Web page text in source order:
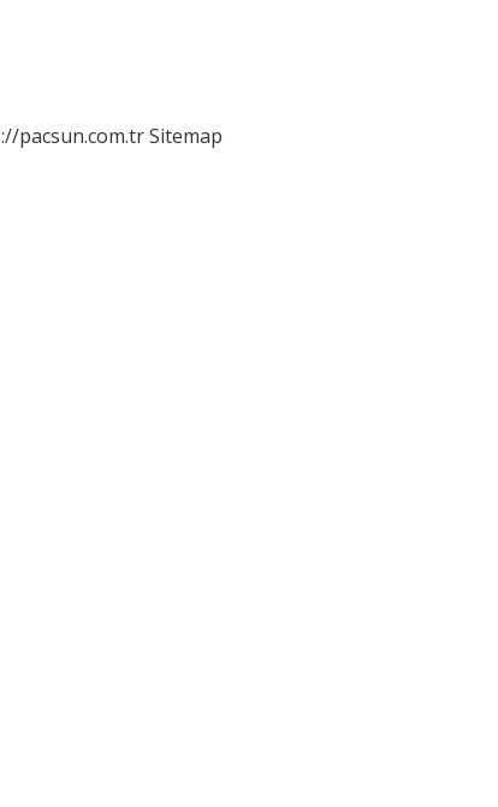
pacsun.com.trSitemap